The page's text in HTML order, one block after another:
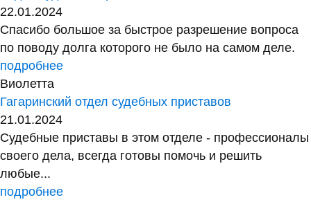
22.01.2024
Спасибо большое за быстрое разрешение вопроса
по поводу долга которого не было на самом деле.
подробнее
Виолетта
Гагаринский отдел судебных приставов
21.01.2024
Судебные приставы в этом отделе - профессионалы
своего дела, всегда готовы помочь и решить
любые...
подробнее